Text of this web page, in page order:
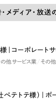
メディア・放
｜コーポレートサ
の他サービス業 その他
テトテ様）｜ポ